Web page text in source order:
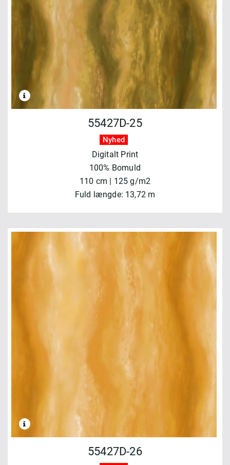
55427D-25
Nyhed
Digitalt Print
100% Bomuld
110 cm | 125 g/m2
Fuld længde: 13,72 m
55427D-26